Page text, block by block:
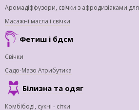
Аромадіффузори, свічки з афродизіаками
Масажні масла і свічки
Фетиш і бдсм
Свічки
Садо-Мазо Атрибутика
Білизна та одяг
Комбібоді, сукні - сітки